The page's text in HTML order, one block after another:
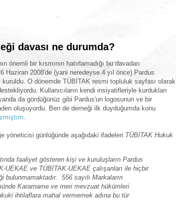
davası ne durumda?
önemli bir kısmının hatırlamadığı bu davadan
Haziran 2008'de (yani neredeyse 4 yıl önce) Pardus
kuruldu. O dönemde TÜBİTAK resmi topluluk sayfası olarak
Kullanıcıların kendi insiyatifleriyle kurdukları
da gördüğünüz gibi Pardus'un logosunun ve bir
oluşuyordu. Ben de derneği ilk duyduğumda konu
.
yöneticisi günlüğünde aşağıdaki ifadeleri TÜBİTAK Hukuk
faaliyet gösteren kişi ve kuruluşların Pardus
UEKAE ve TÜBİTAK-UEKAE çalışanları ile hiçbir
556 sayılı Markaların
Kararname ve meri mevzuat hükümleri
ihtilaflara mahal vermemek adına bu tür